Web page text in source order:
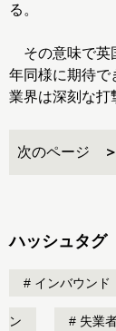
る。
その意味で英
年同様に期待で
業界は深刻な打
次のページ
ハッシュタグ
インバウンド
ン 失業